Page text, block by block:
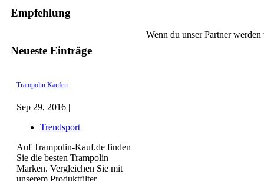
Empfehlung
Neueste Einträge
Trampolin Kaufen
Sep 29, 2016 |
Trendsport
Auf Trampolin-Kauf.de finden
Sie die besten Trampolin
Marken. Vergleichen Sie mit
unserem Produktfilter
Wenn du unser Partner